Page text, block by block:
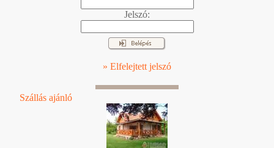
Jelszó:
» Elfelejtett jelszó
Szállás ajánló